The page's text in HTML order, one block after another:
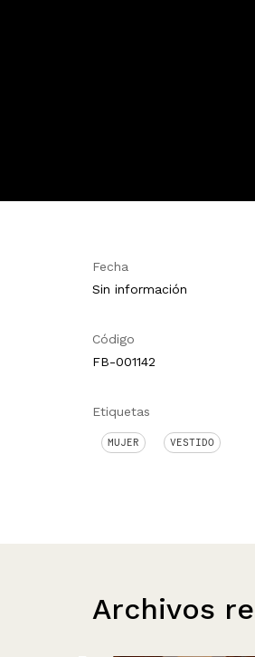
Fecha
Sin información
Código
FB-001142
Etiquetas
MUJER VESTIDO
Archivos